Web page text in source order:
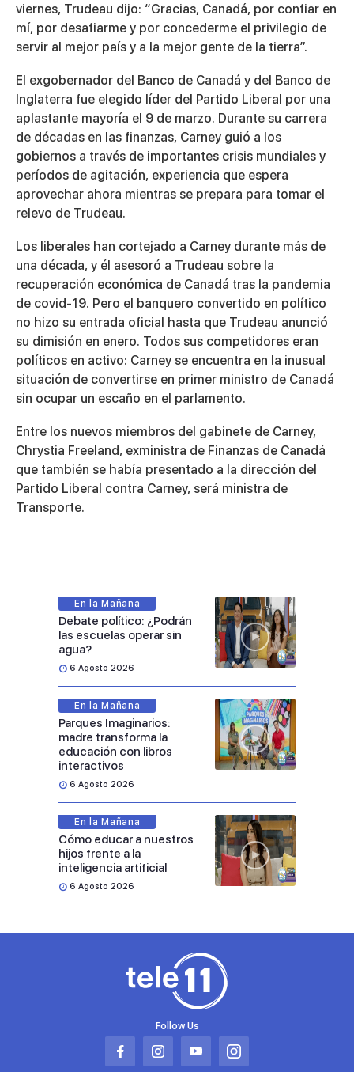
viernes, Trudeau dijo: “Gracias, Canadá, por confiar en
mí, por desafiarme y por concederme el privilegio de
servir al mejor país y a la mejor gente de la tierra”.
El exgobernador del Banco de Canadá y del Banco de
Inglaterra fue elegido líder del Partido Liberal por una
aplastante mayoría el 9 de marzo. Durante su carrera
de décadas en las finanzas, Carney guió a los
gobiernos a través de importantes crisis mundiales y
períodos de agitación, experiencia que espera
aprovechar ahora mientras se prepara para tomar el
relevo de Trudeau.
Los liberales han cortejado a Carney durante más de
una década, y él asesoró a Trudeau sobre la
recuperación económica de Canadá tras la pandemia
de covid-19. Pero el banquero convertido en político
no hizo su entrada oficial hasta que Trudeau anunció
su dimisión en enero. Todos sus competidores eran
políticos en activo: Carney se encuentra en la inusual
situación de convertirse en primer ministro de Canadá
sin ocupar un escaño en el parlamento.
Entre los nuevos miembros del gabinete de Carney,
Chrystia Freeland, exministra de Finanzas de Canadá
que también se había presentado a la dirección del
Partido Liberal contra Carney, será ministra de
Transporte.
En la Mañana
Debate político: ¿Podrán
las escuelas operar sin
agua?
6 Agosto 2026
En la Mañana
Parques Imaginarios:
madre transforma la
educación con libros
interactivos
6 Agosto 2026
En la Mañana
Cómo educar a nuestros
hijos frente a la
inteligencia artificial
6 Agosto 2026
Follow Us
Abrir
Abrir
Abrir
Abrir